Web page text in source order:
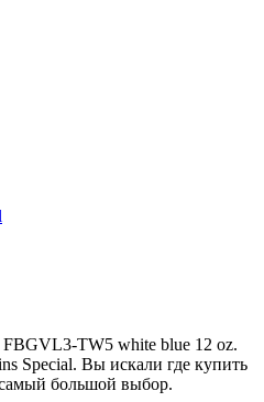
FBGVL3-TW5 white blue 12 oz.
Special. Вы искали где купить
большой выбор.